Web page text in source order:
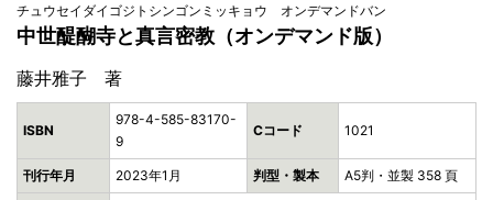
チュウセイダイゴジトシンゴンミッキョウ オンデマンドバン
中世醍醐寺と真言密教（オンデマンド版）
藤井雅子 著
ISBN
978-4-585-83170-
9
Cコード 1021
刊行年月 2023年1月 判型・製本 A5判・並製 358 頁